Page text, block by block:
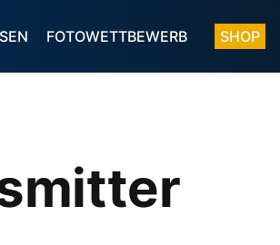
FOTOWETTBEWERB SHOP